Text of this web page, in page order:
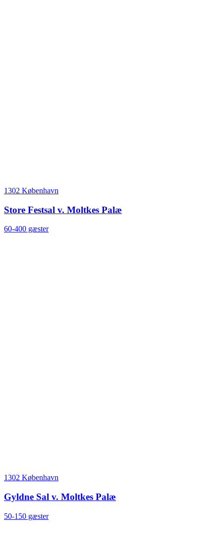
1302 København
Store Festsal v. Moltkes Palæ
60-400 gæster
1302 København
Gyldne Sal v. Moltkes Palæ
50-150 gæster